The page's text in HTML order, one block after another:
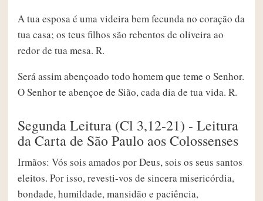
A tua esposa é uma videira bem fecunda no coração da
tua casa; os teus filhos são rebentos de oliveira ao
redor de tua mesa. R.
Será assim abençoado todo homem que teme o Senhor.
O Senhor te abençoe de Sião, cada dia de tua vida. R.
Segunda Leitura (Cl 3,12-21) - Leitura
da Carta de São Paulo aos Colossenses
Irmãos: Vós sois amados por Deus, sois os seus santos
eleitos. Por isso, revesti-vos de sincera misericórdia,
bondade, humildade, mansidão e paciência,